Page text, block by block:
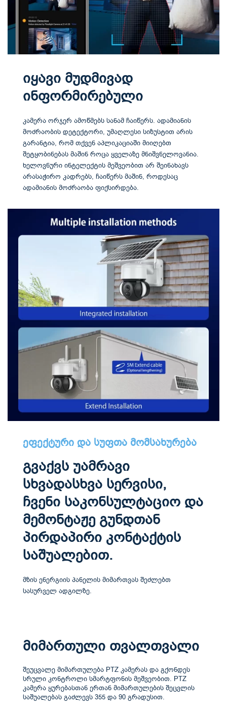
იყავი მუდმივად
ინფორმირებული
კამერა ორჯერ ამოწმებს სანამ ჩაიწერს. ადამიანის
მოძრაობის დეტექტორი, უმაღლესი სიზუსტით არის
გარანტია, რომ თქვენ აპლიკაციაში მიიღებთ
შეტყობინებას მაშინ როცა ყველაზე მნიშვნელოვანია.
ხელოვნური ინტელექტის მეშვეობით არ შეინახავს
არასაჭირო კადრებს, ჩაიწერს მაშინ, როდესაც
ადამიანის მოძრაობა ფიქსირდება.
ეფექტური და სუფთა მომსახურება
გვაქვს უამრავი
სხვადასხვა სერვისი,
ჩვენი საკონსულტაციო და
მემონტაჟე გუნდთან
პირდაპირი კონტაქტის
საშუალებით.
მზის ენერგიის პანელის მიმართვას შეძლებთ
სასურველ ადგილზე.
მიმართული თვალთვალი
შეუცვალე მიმართულება PTZ კამერას და გქონდეს
სრული კონტროლი სმარტფონის მეშვეობით. PTZ
კამერა ყურებასთან ერთან მიმართულების შეცვლის
საშუალებას გაძლევს 355 და 90 გრადუსით.